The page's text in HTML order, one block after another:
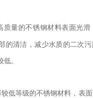
质量的不锈钢材料表面光滑
的清洁，减少水质的二次
。
低等级的不锈钢材料，表